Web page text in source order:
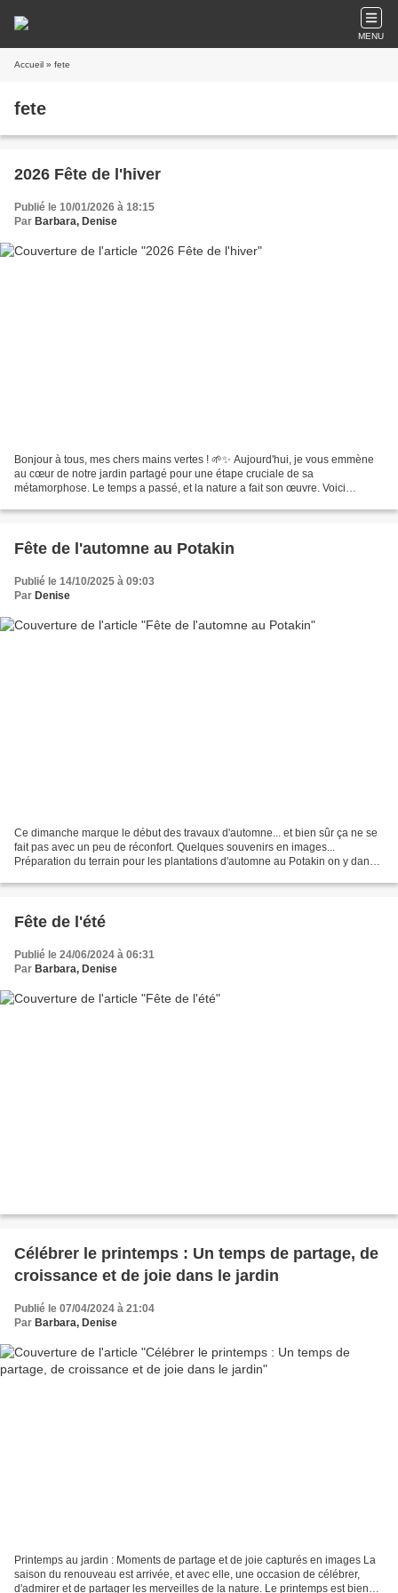
MENU
Accueil » fete
fete
2026 Fête de l'hiver
Publié le 10/01/2026 à 18:15
Par Barbara, Denise
Bonjour à tous, mes chers mains vertes ! 🌱✨ Aujourd'hui, je vous emmène
au cœur de notre jardin partagé pour une étape cruciale de sa
métamorphose. Le temps a passé, et la nature a fait son œuvre. Voici
Fête de l'automne au Potakin
Publié le 14/10/2025 à 09:03
Par Denise
Ce dimanche marque le début des travaux d'automne... et bien sûr ça ne se
fait pas avec un peu de réconfort. Quelques souvenirs en images...
Préparation du terrain pour les plantations d'automne au Potakin on y danse
Fête de l'été
Publié le 24/06/2024 à 06:31
Par Barbara, Denise
Célébrer le printemps : Un temps de partage, de
croissance et de joie dans le jardin
Publié le 07/04/2024 à 21:04
Par Barbara, Denise
Printemps au jardin : Moments de partage et de joie capturés en images La
saison du renouveau est arrivée, et avec elle, une occasion de célébrer,
d'admirer et de partager les merveilles de la nature. Le printemps est bien